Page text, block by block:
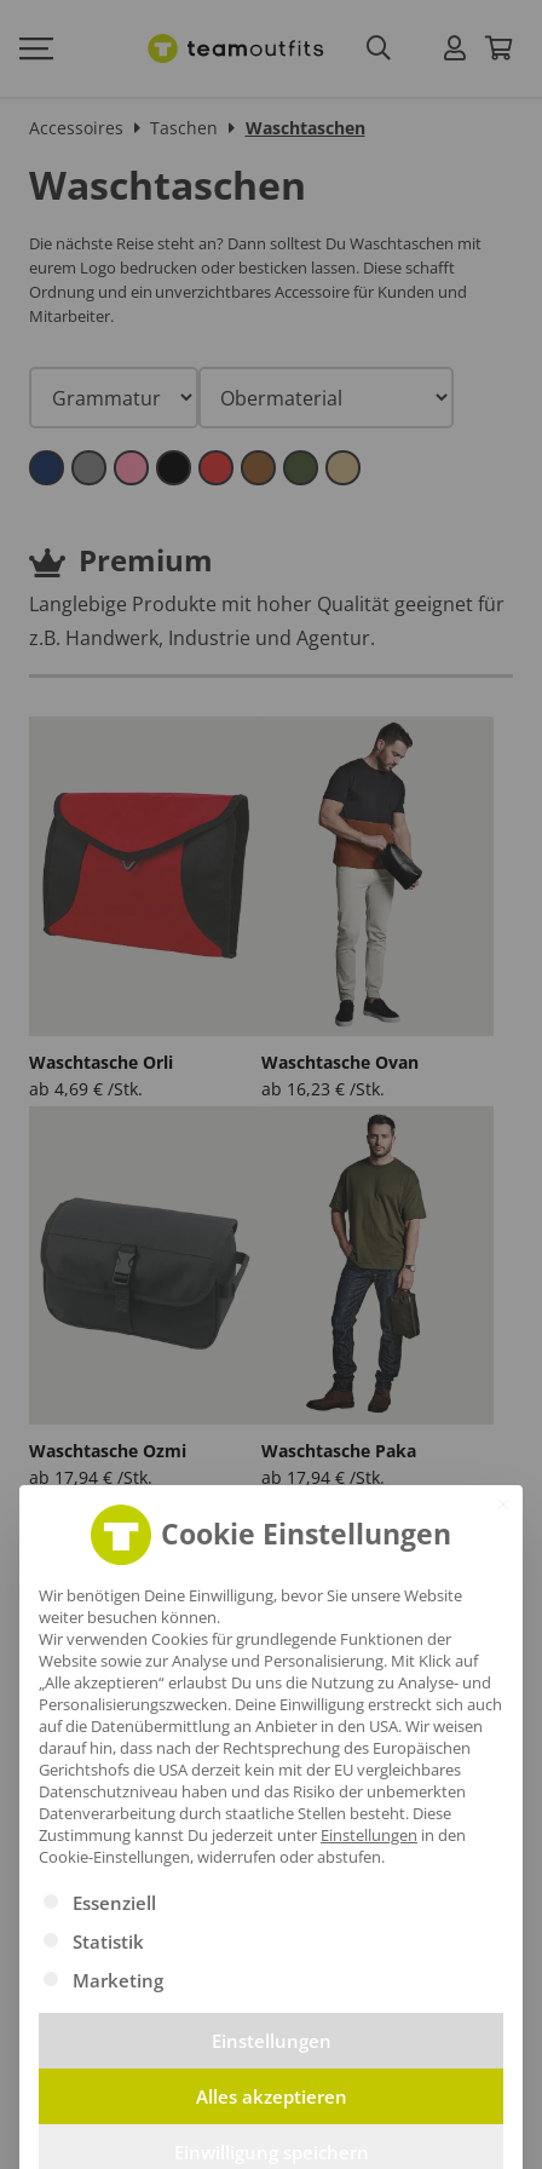
Accessoires Taschen Waschtaschen
Waschtaschen
Die nächste Reise steht an? Dann solltest Du Waschtaschen mit
eurem Logo bedrucken oder besticken lassen. Diese schafft
Ordnung und ein unverzichtbares Accessoire für Kunden und
Mitarbeiter.
Premium
Langlebige Produkte mit hoher Qualität geeignet für
z.B. Handwerk, Industrie und Agentur.
Waschtasche Orli
ab 4,69 € /Stk.
Waschtasche Ovan
ab 16,23 € /Stk.
Waschtasche Ozmi
ab 17,94 € /Stk.
Waschtasche Paka
ab 17,94 € /Stk.
Nachhaltig
Ökologische Produkte mit Bio-Zertifizierung oder mit
recycelte Materialien hergestellt.
Waschtasche Kaha
Waschtasche Kasi
ab14,93€
Cookie Einstellungen
Wir benötigen Deine Einwilligung, bevor Sie unsere Website
weiter besuchen können.
Wir verwenden Cookies für grundlegende Funktionen der
Website sowie zur Analyse und Personalisierung. Mit Klick auf
„Alle akzeptieren“ erlaubst Du uns die Nutzung zu Analyse- und
Personalisierungszwecken. Deine Einwilligung erstreckt sich auch
auf die Datenübermittlung an Anbieter in den USA. Wir weisen
darauf hin, dass nach der Rechtsprechung des Europäischen
Gerichtshofs die USA derzeit kein mit der EU vergleichbares
Datenschutzniveau haben und das Risiko der unbemerkten
Datenverarbeitung durch staatliche Stellen besteht. Diese
Zustimmung kannst Du jederzeit unter Einstellungen in den
Cookie-Einstellungen, widerrufen oder abstufen.
Es folgt eine Liste der Service-Gruppen, für die eine
Essenziell
Statistik
Marketing
Einstellungen
Alles akzeptieren